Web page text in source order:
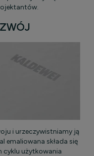
i urzeczywistniamy ją
emaliowana składa się
cyklu użytkowania